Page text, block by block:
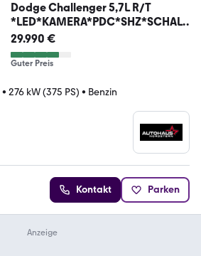
Dodge Challenger 5,7L R/T
*LED*KAMERA*PDC*SHZ*SCHALT
ER
29.990 €
Guter Preis
• 276 kW (375 PS) • Benzin
Kontakt Parken